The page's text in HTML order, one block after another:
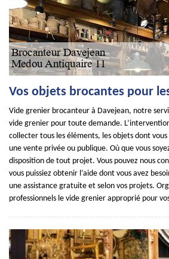
Vos objets brocantes pour
Vide grenier brocanteur à Davejean, notre
vide grenier pour toute demande.
collecter tous les éléments, les objets dont vous
une vente privée ou publique. Où que vous
disposition de tout projet. Vous pouvez nous
vous puissiez obtenir l’aide dont vous avez
une assistance gratuite et selon vos projets.
professionnels le vide grenier approprié pour